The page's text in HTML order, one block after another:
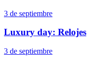
3 de septiembre
Luxury day: Relojes
3 de septiembre